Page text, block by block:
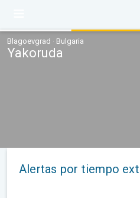
Blagoevgrad · Bulgaria
Yakoruda
Alertas por tiempo